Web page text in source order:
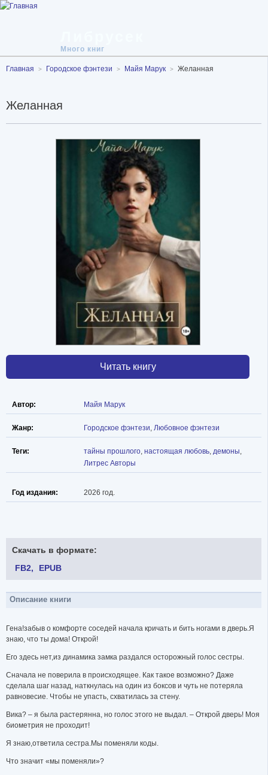
Много книг
Главная Городское фэнтези Майя Марук Желанная
Желанная
Читать книгу
Автор: Майя Марук
Жанр: Городское фэнтези Любовное фэнтези
Теги: тайны прошлого настоящая любовь демоны
Литрес Авторы
Год издания: 2026 год.
Скачать в формате:
FB2
EPUB
Описание книги
Гена!забыв о комфорте соседей начала кричать и бить ногами в дверь.Я
знаю, что ты дома! Открой!
Его здесь нет,из динамика замка раздался осторожный голос сестры.
Сначала не поверила в происходящее. Как такое возможно? Даже
сделала шаг назад, наткнулась на один из боксов и чуть не потеряла
равновесие. Чтобы не упасть, схватилась за стену.
Вика? – я была растерянна, но голос этого не выдал. – Открой дверь! Моя
биометрия не проходит!
Я знаю,ответила сестра.Мы поменяли коды.
Что значит «мы поменяли»?